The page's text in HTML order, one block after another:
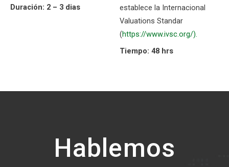
Duración: 2 – 3 dias
establece la Internacional
Valuations Standar
(https://www.ivsc.org/).
Tiempo: 48 hrs
Hablemos